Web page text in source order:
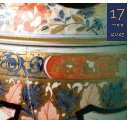
17
maja
2025